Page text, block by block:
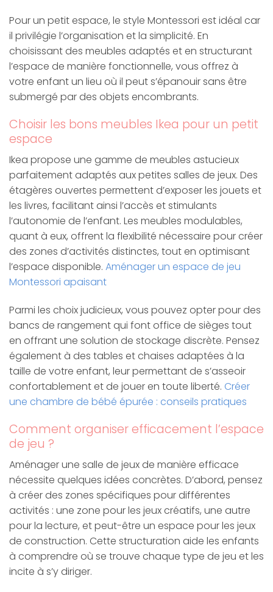
Pour un petit espace, le style Montessori est idéal car
il privilégie l’organisation et la simplicité. En
choisissant des meubles adaptés et en structurant
l’espace de manière fonctionnelle, vous offrez à
votre enfant un lieu où il peut s’épanouir sans être
submergé par des objets encombrants.
Choisir les bons meubles Ikea pour un petit
espace
Ikea propose une gamme de meubles astucieux
parfaitement adaptés aux petites salles de jeux. Des
étagères ouvertes permettent d’exposer les jouets et
les livres, facilitant ainsi l’accès et stimulants
l’autonomie de l’enfant. Les meubles modulables,
quant à eux, offrent la flexibilité nécessaire pour créer
des zones d’activités distinctes, tout en optimisant
l’espace disponible. Aménager un espace de jeu
Montessori apaisant
Parmi les choix judicieux, vous pouvez opter pour des
bancs de rangement qui font office de sièges tout
en offrant une solution de stockage discrète. Pensez
également à des tables et chaises adaptées à la
taille de votre enfant, leur permettant de s’asseoir
confortablement et de jouer en toute liberté. Créer
une chambre de bébé épurée : conseils pratiques
Comment organiser efficacement l’espace
de jeu ?
Aménager une salle de jeux de manière efficace
nécessite quelques idées concrètes. D’abord, pensez
à créer des zones spécifiques pour différentes
activités : une zone pour les jeux créatifs, une autre
pour la lecture, et peut-être un espace pour les jeux
de construction. Cette structuration aide les enfants
à comprendre où se trouve chaque type de jeu et les
incite à s’y diriger.